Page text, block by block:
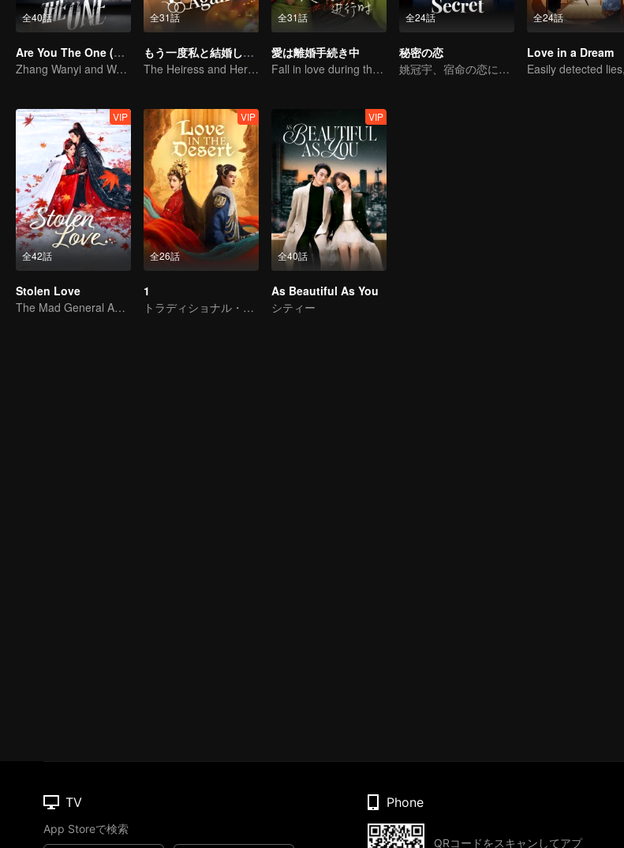
全40話
Are You The One (English Ver.)
Zhang Wanyi and Wang Churan: hate me, marry me?
全31話
もう一度私と結婚してください
The Heiress and Her Late Husband's Double
全31話
愛は離婚手続き中
Fall in love during the divorce
全24話
秘密の恋
姚冠宇、宿命の恋に揺れる
全24話
Love in a Dream
全42話
VIP
Stolen Love
The Mad General Abducted a Bride for Love
全26話
VIP
1
トラディショナル・コスチューム
全40話
VIP
As Beautiful As You
シティー
TV
App Storeで検索
Phone
QRコードをスキャンしてアプ